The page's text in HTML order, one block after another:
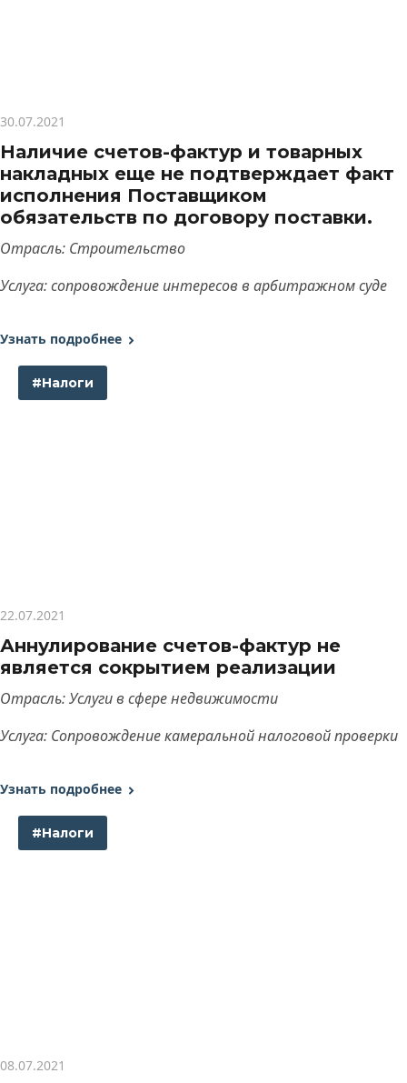
30.07.2021
Наличие счетов-фактур и товарных
накладных еще не подтверждает факт
исполнения Поставщиком
обязательств по договору поставки.
Отрасль: Строительство
Услуга: сопровождение интересов в арбитражном суде
Узнать подробнее
#Налоги
22.07.2021
Аннулирование счетов-фактур не
является сокрытием реализации
Отрасль: Услуги в сфере недвижимости
Услуга: Сопровождение камеральной налоговой проверки
Узнать подробнее
#Налоги
08.07.2021